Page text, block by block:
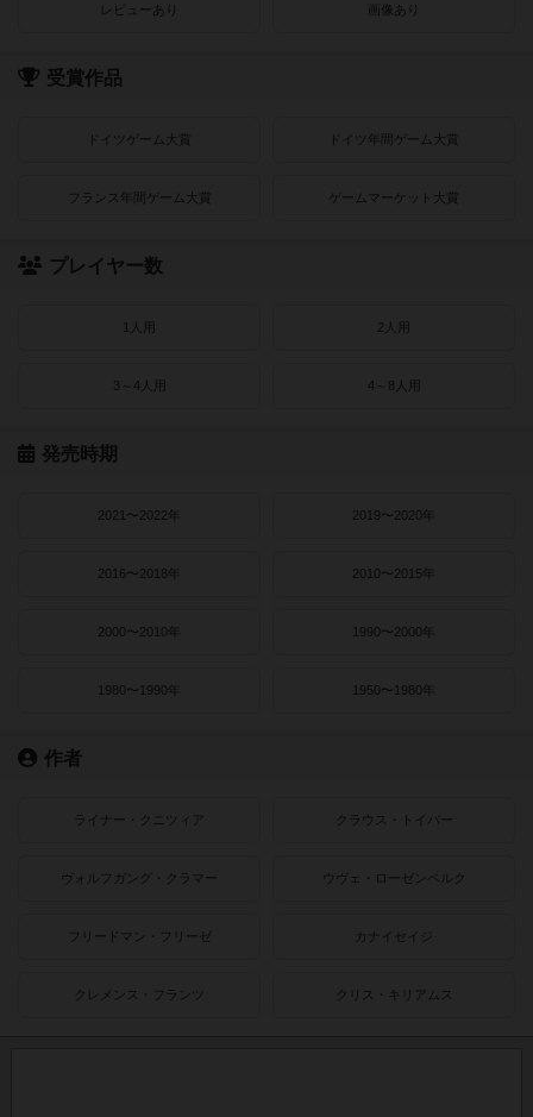
レビューあり 画像あり
受賞作品
ドイツゲーム大賞 ドイツ年間ゲーム大賞
フランス年間ゲーム大賞 ゲームマーケット大賞
プレイヤー数
1人用 2人用
3～4人用 4～8人用
発売時期
2021〜2022年 2019〜2020年
2016〜2018年 2010〜2015年
2000〜2010年 1990〜2000年
1980〜1990年 1950〜1980年
作者
ライナー・クニツィア クラウス・トイバー
ヴォルフガング・クラマー ウヴェ・ローゼンベルク
フリードマン・フリーゼ カナイセイジ
クレメンス・フランツ クリス・キリアムス